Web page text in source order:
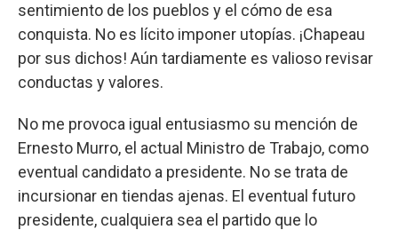
sentimiento de los pueblos y el cómo de esa
conquista. No es lícito imponer utopías. ¡Chapeau
por sus dichos! Aún tardiamente es valioso revisar
conductas y valores.
No me provoca igual entusiasmo su mención de
Ernesto Murro, el actual Ministro de Trabajo, como
eventual candidato a presidente. No se trata de
incursionar en tiendas ajenas. El eventual futuro
presidente, cualquiera sea el partido que lo